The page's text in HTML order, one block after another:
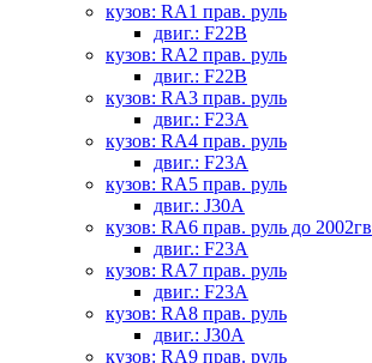
кузов: RA1 прав. руль
двиг.: F22B
кузов: RA2 прав. руль
двиг.: F22B
кузов: RA3 прав. руль
двиг.: F23A
кузов: RA4 прав. руль
двиг.: F23A
кузов: RA5 прав. руль
двиг.: J30A
кузов: RA6 прав. руль до 2002гв
двиг.: F23A
кузов: RA7 прав. руль
двиг.: F23A
кузов: RA8 прав. руль
двиг.: J30A
кузов: RA9 прав. руль